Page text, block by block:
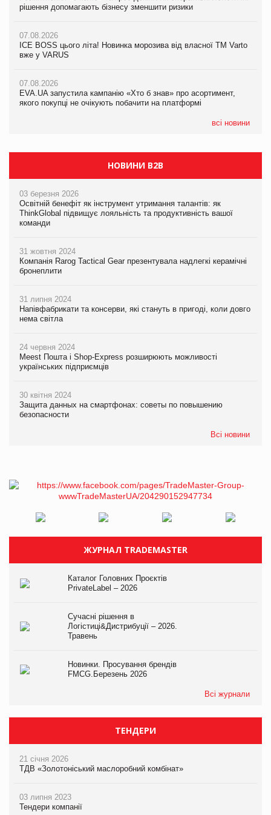
рішення допомагають бізнесу зменшити ризики
07.08.2026
ICE BOSS цього літа! Новинка морозива від власної ТМ Varto
вже у VARUS
07.08.2026
EVA.UA запустила кампанію «Хто б знав» про асортимент,
якого покупці не очікують побачити на платформі
всі новини
Продажі Hugo Boss впали на 9%
Продажі Hugo Boss впали на 9%
НОВИНИ B2B
03 березня 2026
Освітній бенефіт як інструмент утримання талантів: як
ThinkGlobal підвищує лояльність та продуктивність вашої
команди
31 жовтня 2024
Компанія Rarog Tactical Gear презентувала надлегкі керамічні
бронеплити
31 липня 2024
Напівфабрикати та консерви, які стануть в пригоді, коли довго
нема світла
24 червня 2024
Meest Пошта і Shop-Express розширюють можливості
українських підприємців
30 квітня 2024
Защита данных на смартфонах: советы по повышению
безопасности
Всі новини
ЖУРНАЛ TRADEMASTER
Каталог Головних Проєктів
PrivateLabel – 2026
Сучасні рішення в
Логістиці&Дистрибуції – 2026.
Травень
Новинки. Просування брендів
FMCG.Березень 2026
Всі журнали
ТЕНДЕРИ
21 січня 2026
ТДВ «Золотоніський маслоробний комбінат»
03 липня 2023
Тендери компанії